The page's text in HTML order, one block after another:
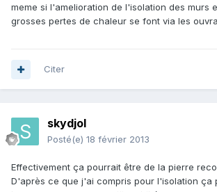
meme si l'amelioration de l'isolation des murs
grosses pertes de chaleur se font via les
Citer
skydjol
Posté(e) 18 février 2013
Effectivement ça pourrait être de la pierre
D'après ce que j'ai compris pour l'isolation ça